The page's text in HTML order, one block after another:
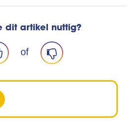
dit artikel nuttig?
of